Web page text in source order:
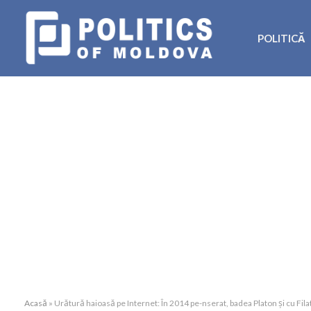
POLITICĂ
Acasă » Urătură haioasă pe Internet: În 2014 pe-nserat, badea Platon şi cu